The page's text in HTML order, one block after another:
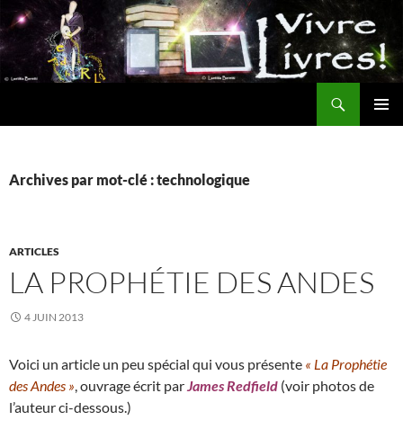
Aller
au
contenu
Archives par mot-clé : technologique
ARTICLES
LA PROPHÉTIE DES ANDES
4 JUIN 2013
Voici un article un peu spécial qui vous présente « La Prophétie
des Andes » , ouvrage écrit par James Redfield (voir photos de
l’auteur ci-dessous.)